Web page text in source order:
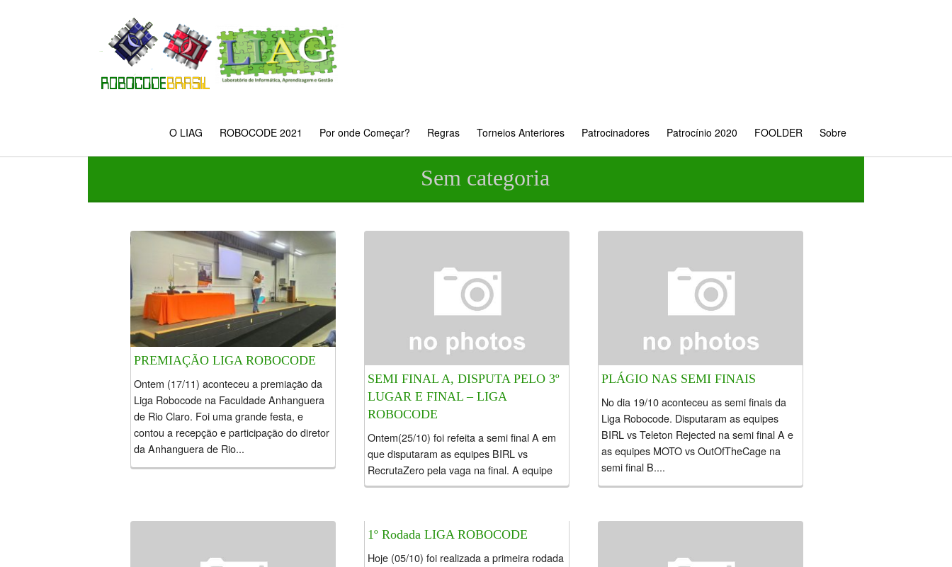
O LIAG ROBOCODE 2021 Por onde Começar? Regras Torneios Anteriores Patrocinadores Patrocínio 2020 FOOLDER Sobre
Sem categoria
PREMIAÇÃO LIGA ROBOCODE
Ontem (17/11) aconteceu a premiação da
Liga Robocode na Faculdade Anhanguera
de Rio Claro. Foi uma grande festa, e
contou a recepção e participação do diretor
da Anhanguera de Rio...
SEMI FINAL A, DISPUTA PELO 3º
LUGAR E FINAL – LIGA
ROBOCODE
Ontem(25/10) foi refeita a semi final A em
que disputaram as equipes BIRL vs
RecrutaZero pela vaga na final. A equipe
BIRL saiu vitoriosa. Hoje(26/10) foi
PLÁGIO NAS SEMI FINAIS
No dia 19/10 aconteceu as semi finais da
Liga Robocode. Disputaram as equipes
BIRL vs Teleton Rejected na semi final A e
as equipes MOTO vs OutOfTheCage na
semi final B....
1º Rodada LIGA ROBOCODE
Hoje (05/10) foi realizada a primeira rodada